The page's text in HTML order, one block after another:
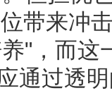
带来冲
"，而这
通过透